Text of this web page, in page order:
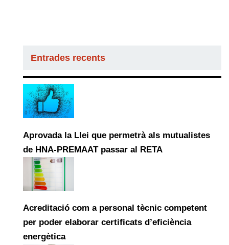
Entrades recents
Aprovada la Llei que permetrà als mutualistes
de HNA-PREMAAT passar al RETA
Acreditació com a personal tècnic competent
per poder elaborar certificats d’eficiència
energètica